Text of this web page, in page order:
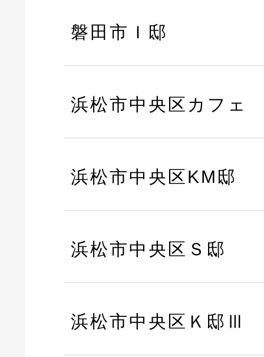
磐田市Ｉ邸
浜松市中央区カフェ
浜松市中央区KM邸
浜松市中央区Ｓ邸
浜松市中央区Ｋ邸Ⅲ